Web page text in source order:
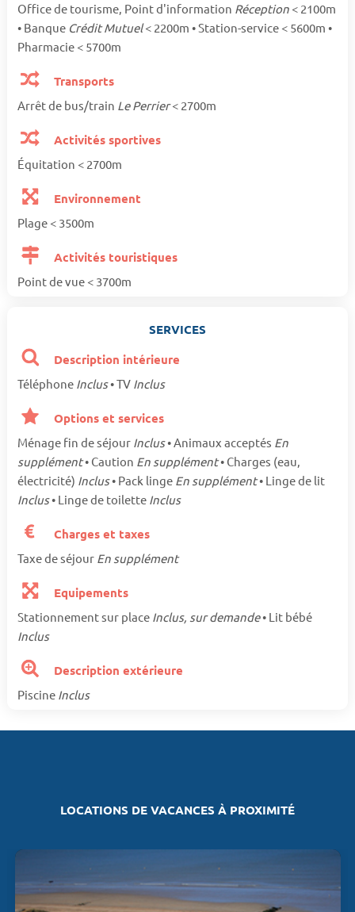
Office de tourisme, Point d'information Réception < 2100m
• Banque Crédit Mutuel< 2200m • Station-service < 5600m •
Pharmacie < 5700m
Transports
Arrêt de bus/train Le Perrier< 2700m
Activités sportives
Équitation < 2700m
Environnement
Plage < 3500m
Activités touristiques
Point de vue < 3700m
SERVICES
Description intérieure
Téléphone Inclus• TV Inclus
Options et services
Ménage fin de séjour Inclus• Animaux acceptés En
supplément• Caution En supplément• Charges (eau,
électricité) Inclus• Pack linge En supplément• Linge de lit
Inclus• Linge de toilette Inclus
Charges et taxes
Taxe de séjour En supplément
Equipements
Stationnement sur place Inclus, sur demande• Lit bébé
Inclus
Description extérieure
Piscine Inclus
LOCATIONS DE VACANCES À PROXIMITÉ